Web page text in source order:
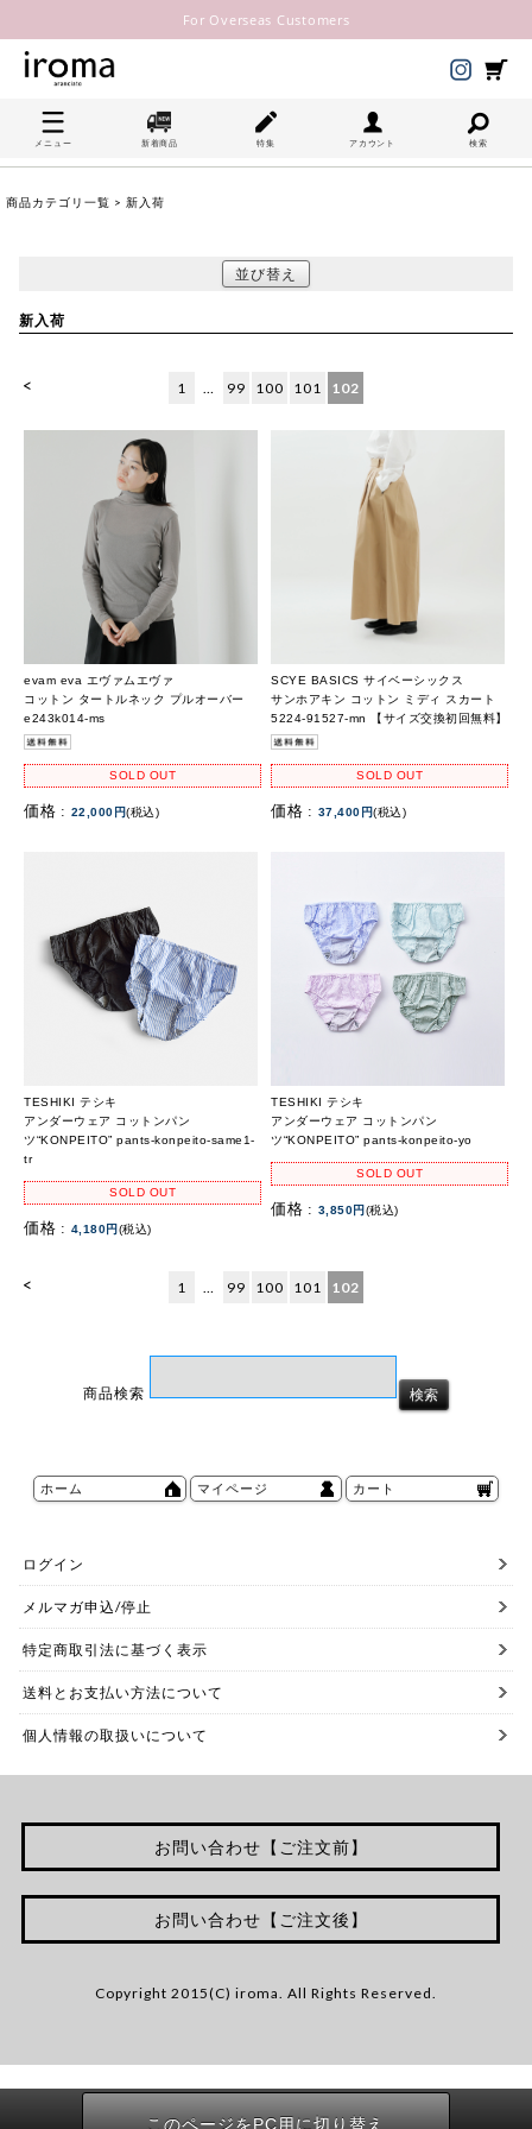
For Overseas Customers
メニュー 新着商品 特集 アカウント 検索
商品カテゴリ一覧 > 新入荷
並び替え
新入荷
< 1 … 99 100 101 102
evam eva エヴァムエヴァ
コットン タートルネック プルオーバー
e243k014-ms
SOLD OUT
価格 : 22,000円(税込)
SCYE BASICS サイベーシックス
サンホアキン コットン ミディ スカート
5224-91527-mn 【サイズ交換初回無料】
SOLD OUT
価格 : 37,400円(税込)
TESHIKI テシキ
アンダーウェア コットンパン
ツ“KONPEITO” pants-konpeito-same1-
tr
SOLD OUT
価格 : 4,180円(税込)
TESHIKI テシキ
アンダーウェア コットンパン
ツ“KONPEITO” pants-konpeito-yo
SOLD OUT
価格 : 3,850円(税込)
< 1 … 99 100 101 102
商品検索
ホーム マイページ カート
ログイン
メルマガ申込/停止
特定商取引法に基づく表示
送料とお支払い方法について
個人情報の取扱いについて
お問い合わせ【ご注文前】
お問い合わせ【ご注文後】
Copyright 2015(C) iroma. All Rights Reserved.
このページをPC用に切り替え